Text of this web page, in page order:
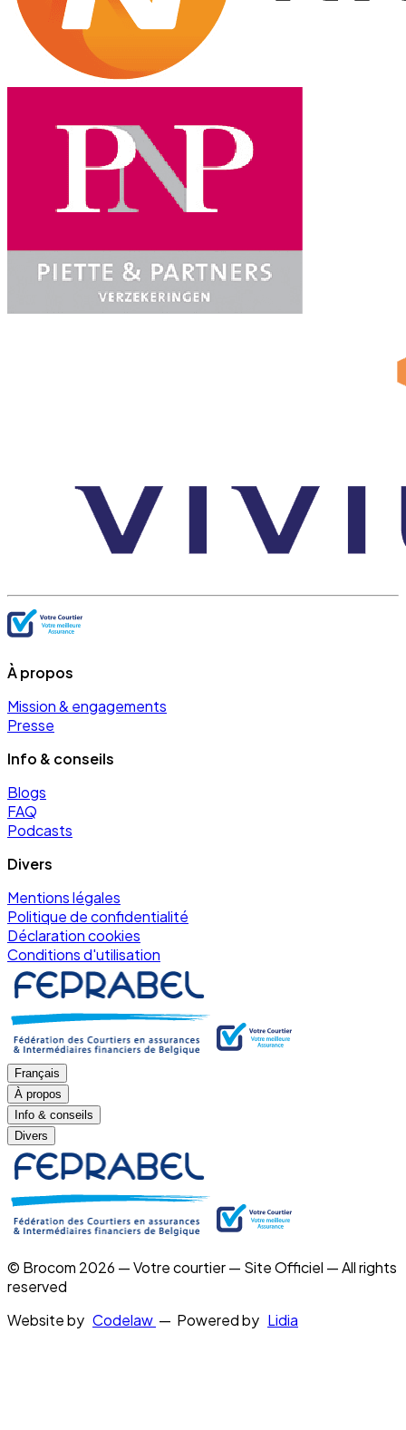
À propos
Mission & engagements
Presse
Info & conseils
Blogs
FAQ
Podcasts
Divers
Mentions légales
Politique de confidentialité
Déclaration cookies
Conditions d'utilisation
Français
À propos
Info & conseils
Divers
© Brocom 2026 — Votre courtier — Site Officiel — All rights
reserved
Website by Codelaw — Powered by Lidia